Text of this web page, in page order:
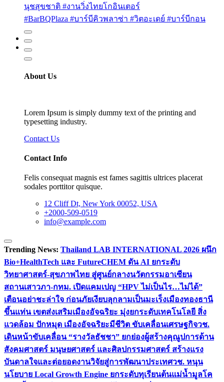
นุชสุขชาติ #งานวิ่งไทยโกอินเตอร์
#BarBQPlaza #บาร์บีคิวพลาซ่า #วิตอะเดย์ #บาร์บีกอน
About Us
Lorem Ipsum is simply dummy text of the printing and
typesetting industry.
Contact Us
Contact Info
Felis consequat magnis est fames sagittis ultrices placerat
sodales porttitor quisque.
12 Cliff Dt, New York 00052, USA
+2000-509-0519
info@example.com
Trending News: Thailand LAB INTERNATIONAL 2026 ผนึก
Bio+HealthTech และ FutureCHEM ดัน AI ยกระดับ
วิทยาศาสตร์-สุขภาพไทย สู่ศูนย์กลางนวัตกรรมอาเซียน
สถานเสาวภา-กทม. เปิดแคมเปญ “HPV ไม่เป็นไร…ไม่ได้”
เตือนอย่าชะล่าใจ ก่อนภัยเงียบลุกลามเป็นมะเร็งเมืองทองธานี
ขึ้นแท่น เขตส่งเสริมเมืองอัจฉริยะ มุ่งยกระดับเทคโนโลยี สิ่ง
แวดล้อม ปักหมุด เมืองอัจฉริยะมีชีวิต ขับเคลื่อนเศรษฐกิจวช.
เดินหน้าขับเคลื่อน “รางวัลธัชชา” ยกย่องผู้สร้างคุณูปการด้าน
สังคมศาสตร์ มนุษยศาสตร์ และศิลปกรรมศาสตร์ สร้างแรง
บันดาลใจและต่อยอดงานวิจัยสู่การพัฒนาประเทศวช. หนุน
นโยบาย Local Growth Engine ยกระดับทุเรียนต้นแม่น้ำมูลโค